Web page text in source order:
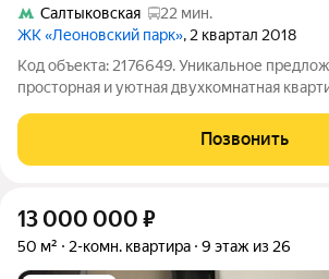
Салтыковская
22 мин.
ЖК «Леоновский парк», 2 квартал 2018
Код объекта: 2176649. Уникальное
просторная и уютная двухкомнатная
адресу: улица Брагина, дом 1. Здание
построенное в 2015 году,
Позвонить
13 000 000 ₽
50 м² 2-комн. квартира 9 этаж из 26